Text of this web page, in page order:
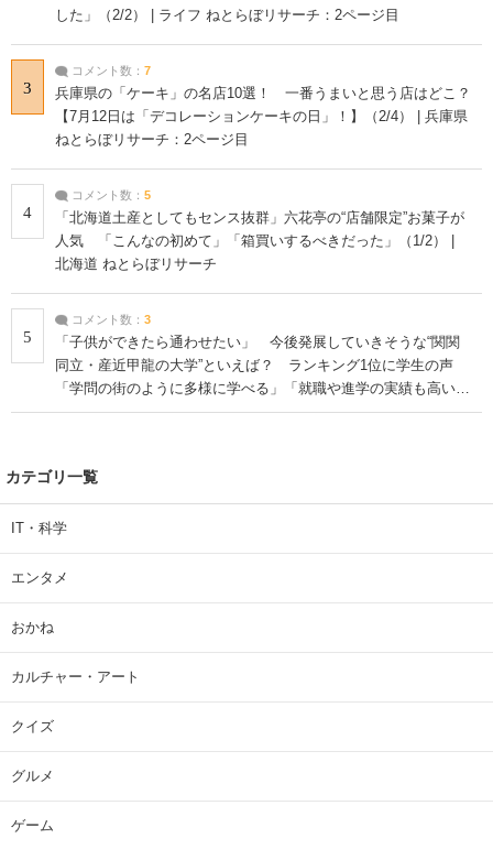
した」（2/2） | ライフ ねとらぼリサーチ：2ページ目
3
コメント数： 7
兵庫県の「ケーキ」の名店10選！ 一番うまいと思う店はどこ？
【7月12日は「デコレーションケーキの日」！】（2/4） | 兵庫県
ねとらぼリサーチ：2ページ目
4
コメント数： 5
「北海道土産としてもセンス抜群」六花亭の“店舗限定”お菓子が
人気 「こんなの初めて」「箱買いするべきだった」（1/2） |
北海道 ねとらぼリサーチ
5
コメント数： 3
「子供ができたら通わせたい」 今後発展していきそうな“関関
同立・産近甲龍の大学”といえば？ ランキング1位に学生の声
「学問の街のように多様に学べる」「就職や進学の実績も高い」
| 大学 ねとらぼリサーチ
カテゴリ一覧
IT・科学
エンタメ
おかね
カルチャー・アート
クイズ
グルメ
ゲーム